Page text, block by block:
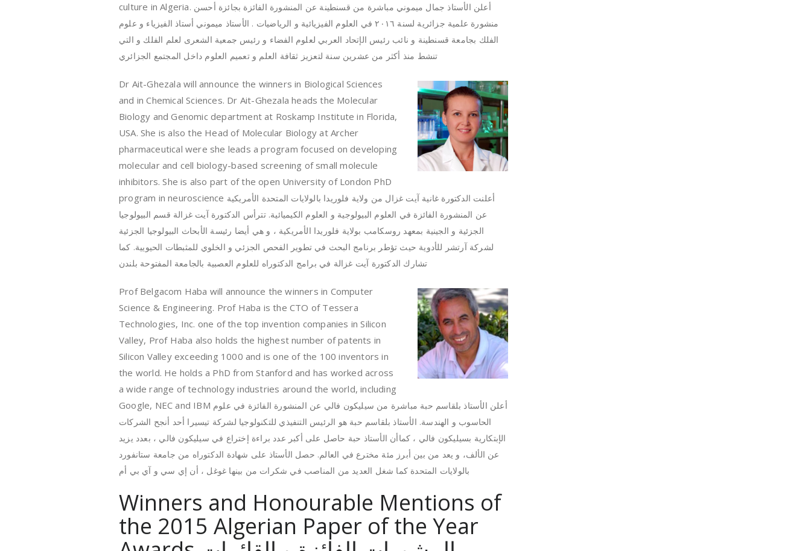
culture in Algeria. أعلن الأستاذ جمال ميموني مباشرة من قسنطينة عن المنشورة الفائزة بجائزة أحسن
منشورة علمية جزائرية لسنة ٢٠١٦ في العلوم الفيزيائية و الرياضيات . الأستاذ ميموني أستاذ الفيزياء و علوم
الفلك بجامعة قسنطينة و نائب رئيس الإتحاد العربي لعلوم الفضاء و رئيس جمعية الشعرى لعلم الفلك و التي
تنشط منذ أكثر من عشرين سنة لتعزيز ثقافة العلم و تعميم العلوم داخل المجتمع الجزائري
Dr Ait-Ghezala will announce the winners in Biological Sciences
and in Chemical Sciences. Dr Ait-Ghezala heads the Molecular
Biology and Genomic department at Roskamp Institute in Florida,
USA. She is also the Head of Molecular Biology at Archer
pharmaceutical were she leads a program focused on developing
molecular and cell biology-based screening of small molecule
inhibitors. She is also part of the open University of London PhD
program in neuroscience أعلنت الدكتورة غانية آيت غزال من ولاية فلوريدا بالولايات المتحدة الأمريكية
عن المنشورة الفائزة في العلوم البيولوجية و العلوم الكيميائية. تترأس الدكتورة آيت غزالة قسم البيولوجيا
الجزئية و الجينية بمعهد روسكامب بولاية فلوريدا الأمريكية ، و هي أيضا رئيسة الأبحاث البيولوجيا الجزئية
لشركة آرتشر للأدوية حيث تؤطر برنامج البحث في تطوير الفحص الجزئي و الخلوي للمثبطات الحيويية. كما
تشارك الدكتورة آيت غزالة في برامج الدكتوراه للعلوم العصبية بالجامعة المفتوحة بلندن
Prof Belgacom Haba will announce the winners in Computer
Science & Engineering. Prof Haba is the CTO of Tessera
Technologies, Inc. one of the top invention companies in Silicon
Valley, Prof Haba also holds the highest number of patents in
Silicon Valley exceeding 1000 and is one of the 100 inventors in
the world. He holds a PhD from Stanford and has worked across
a wide range of technology industries around the world, including
Google, NEC and IBM أعلن الأستاذ بلقاسم حبة مباشرة من سيليكون فالي عن المنشورة الفائزة في علوم
الحاسوب و الهندسة. الأستاذ بلقاسم حبة هو الرئيس التنفيذي للتكنولوجيا لشركة تيسيرا أحد أنجح الشركات
الإبتكارية بسيليكون فالي ، كماأن الأستاذ حبة حاصل على أكبر عدد براءة إختراع في سيليكون فالي ، بعدد يزيد
عن الألف، و يعد من بين أبرز مئة مخترع في العالم. حصل الأستاذ على شهادة الدكتوراه من جامعة ستانفورد
بالولايات المتحدة كما شغل العديد من المناصب في شكرات من بينها غوغل ، أن إي سي و آي بي أم
Winners and Honourable Mentions of
the 2015 Algerian Paper of the Year